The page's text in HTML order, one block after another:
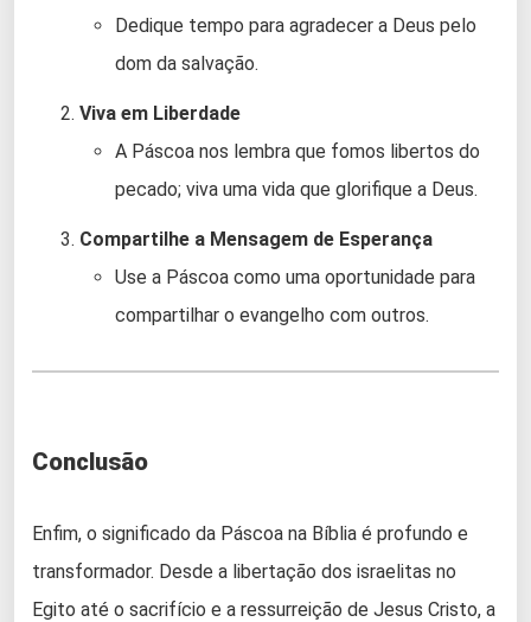
Dedique tempo para agradecer a Deus pelo
dom da salvação.
Viva em Liberdade
A Páscoa nos lembra que fomos libertos do
pecado; viva uma vida que glorifique a Deus.
Compartilhe a Mensagem de Esperança
Use a Páscoa como uma oportunidade para
compartilhar o evangelho com outros.
Conclusão
Enfim, o significado da Páscoa na Bíblia é profundo e
transformador. Desde a libertação dos israelitas no
Egito até o sacrifício e a ressurreição de Jesus Cristo, a